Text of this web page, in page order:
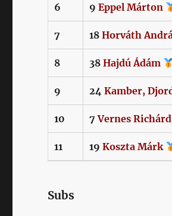
6 9Eppel Márton
7 18Horváth
8 38Hajdú Ádám
9 24Kamber,
10 7Vernes Richárd
11 19Koszta Márk
Subs